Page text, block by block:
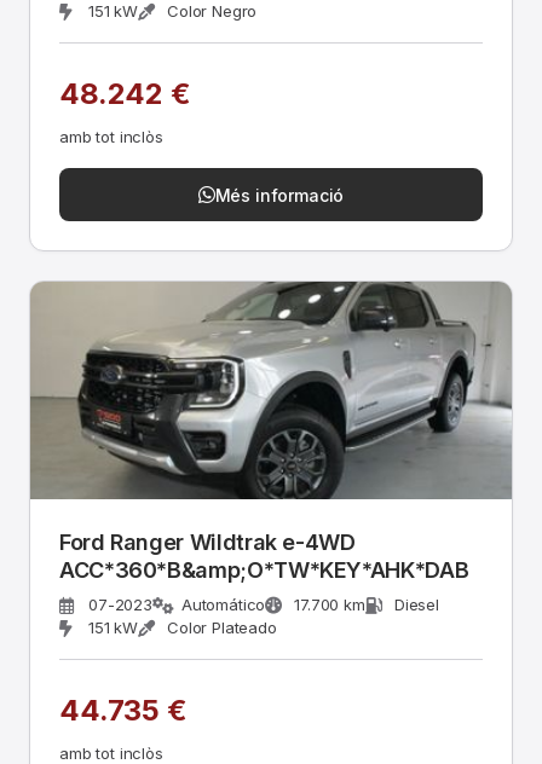
151 kW
Color Negro
48.242 €
amb tot inclòs
Més informació
Ford Ranger Wildtrak e-4WD
ACC*360*B&amp;O*TW*KEY*AHK*DAB
07-2023 Automático 17.700 km
Diesel
151 kW
Color Plateado
44.735 €
amb tot inclòs